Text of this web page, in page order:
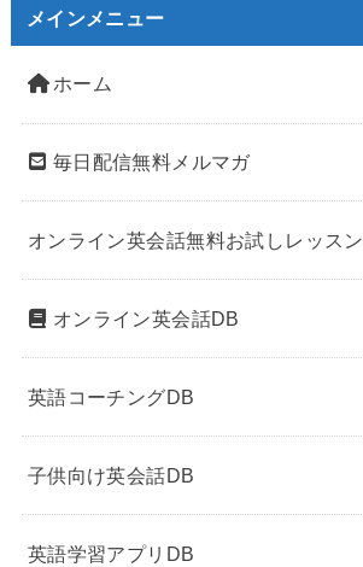
メインメニュー
ホーム
毎日配信無料メルマガ
オンライン英会話無料お試しレッスン
オンライン英会話DB
英語コーチングDB
子供向け英会話DB
英語学習アプリDB